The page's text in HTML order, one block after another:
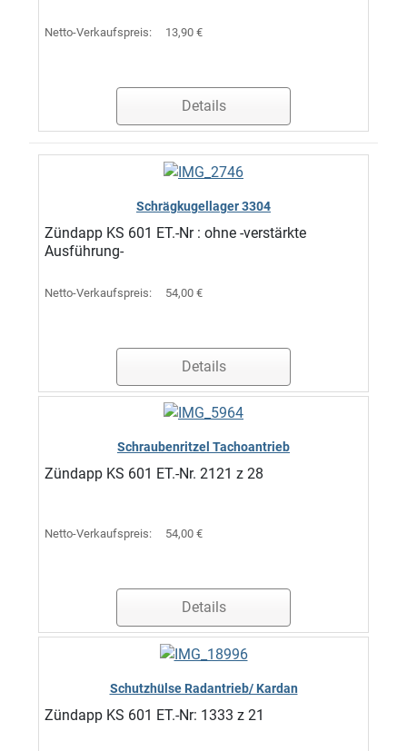
Netto-Verkaufspreis: 13,90 €
Details
Schrägkugellager 3304
Zündapp KS 601 ET.-Nr : ohne -verstärkte
Ausführung-
Netto-Verkaufspreis: 54,00 €
Details
Schraubenritzel Tachoantrieb
Zündapp KS 601 ET.-Nr. 2121 z 28
Netto-Verkaufspreis: 54,00 €
Details
Schutzhülse Radantrieb/ Kardan
Zündapp KS 601 ET.-Nr: 1333 z 21